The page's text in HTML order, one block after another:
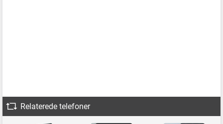
Relaterede telefoner